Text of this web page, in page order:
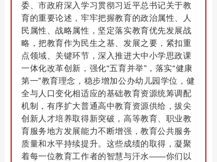
委、市政府深入学习贯彻习近平总书记关于教
育的重要论述，牢牢把握教育的政治属性、人
民属性、战略属性，坚定落实教育优先发展战
略，把教育作为民生之基、发展之要，紧扣重
点领域、关键环节，深入推进大中小学思政课
一体化改革创新，强化“五育并举”，落实“健康
第一”教育理念，稳步增加公办幼儿园学位，健
全与人口变化相适应的基础教育资源统筹调配
机制，有序扩大普通高中教育资源供给，拔尖
创新人才培养取得新突破，高等教育、职业教
育服务地方发展能力不断增强，教育公共服务
质量和水平持续提升。这些成绩的取得，凝聚
着每一位教育工作者的智慧与汗水——你们以